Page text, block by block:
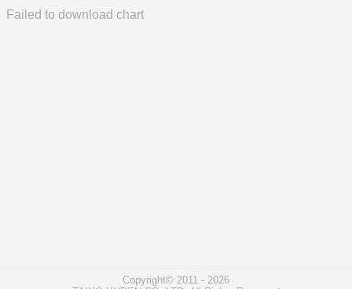
Failed to download chart
Copyright© 2011 - 2026